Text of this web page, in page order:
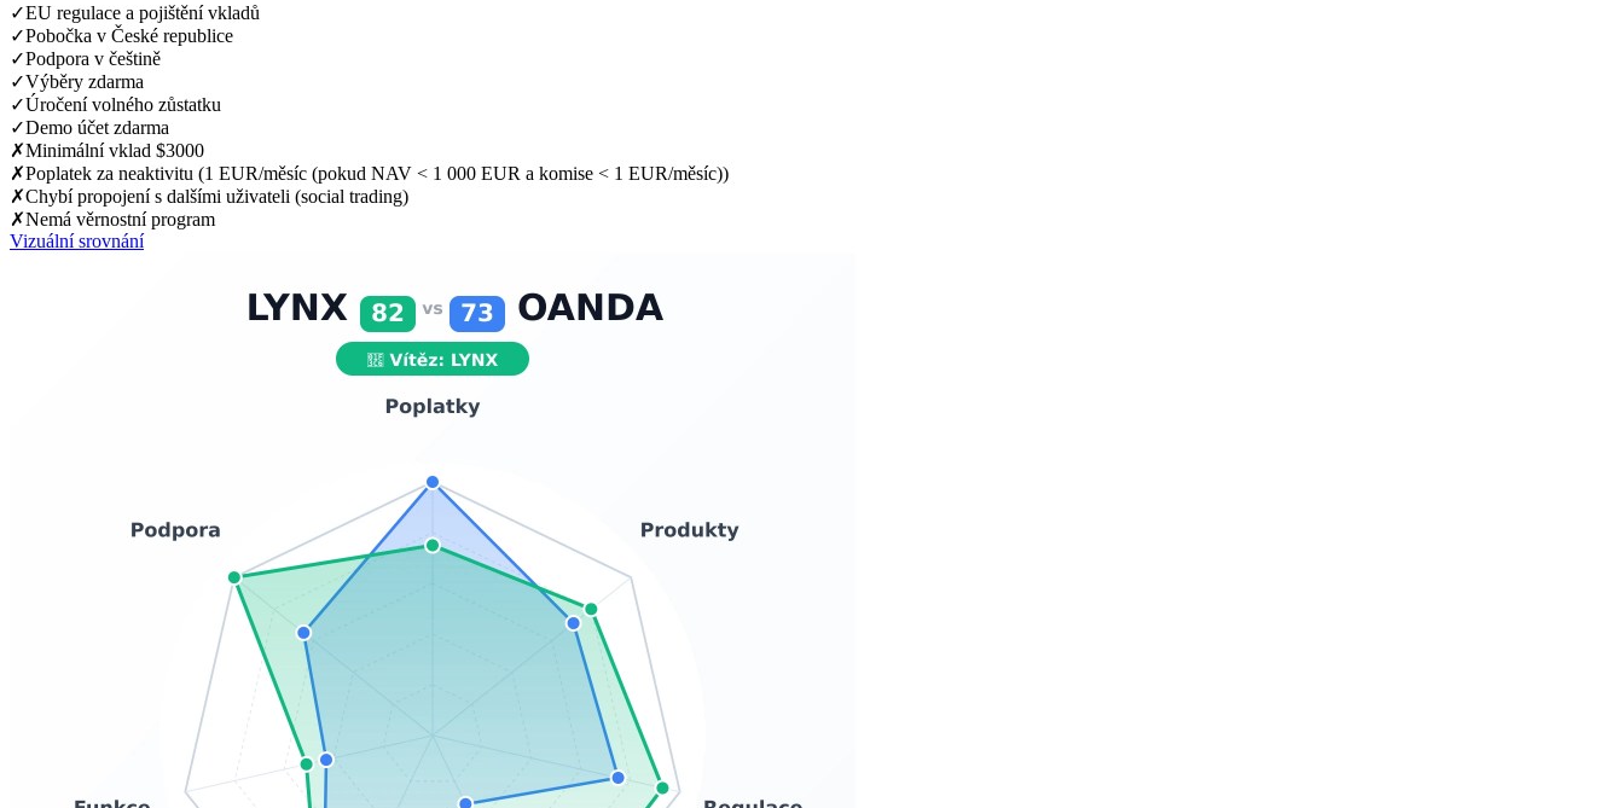
✓EU regulace a pojištění vkladů
✓Pobočka v České republice
✓Podpora v češtině
✓Výběry zdarma
✓Úročení volného zůstatku
✓Demo účet zdarma
✗Minimální vklad $3000
✗Poplatek za neaktivitu (1 EUR/měsíc (pokud NAV < 1 000 EUR a komise < 1 EUR/měsíc))
✗Chybí propojení s dalšími uživateli (social trading)
✗Nemá věrnostní program
Vizuální srovnání